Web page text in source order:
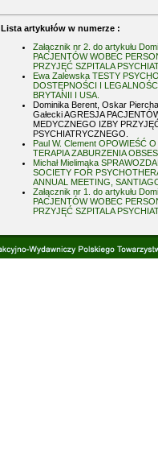
Lista artykułów w numerze :
Załącznik nr 2. do artykułu
PACJENTÓW WOBEC
PRZYJĘĆ SZPITALA
Ewa Zalewska TESTY
DOSTĘPNOŚCI I
BRYTANII I USA.
Dominika Berent, Oskar
Gałecki AGRESJA
MEDYCZNEGO IZBY
PSYCHIATRYCZNEGO.
Paul W. Clement OPOWIEŚĆ
TERAPIA ZABURZENIA
Michał Mielimąka
SOCIETY FOR
ANNUAL MEETING,
Załącznik nr 1. do artykułu
PACJENTÓW WOBEC
PRZYJĘĆ SZPITALA